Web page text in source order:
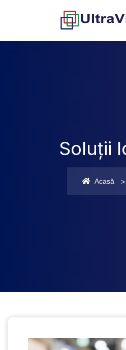
Soluții
Acasă